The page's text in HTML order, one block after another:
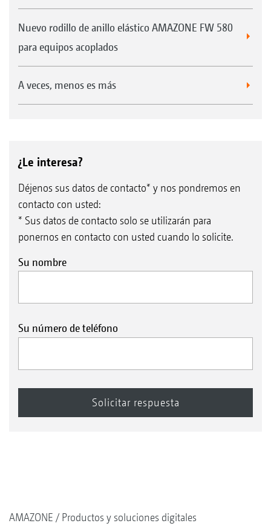
Rodamiento de rodillos HD
Rodamiento de rodillos HD
remolcadas se puede seleccionar
opcionalmente el rodamiento de rodillos HD.
Vida útil extrema gracias a la junta de anillo
lubricación de por vida gracias al llenado de
aceite para engranajes
conducción y condiciones pedregosas
Sistema de separadores elásticos para el rodillo de
arrastre WW
Nuevo rodillo de anillo elástico AMAZONE FW 580
para equipos acoplados
A veces, menos es más
¿Le interesa?
Déjenos sus datos de contacto* y nos pondremos en
contacto con usted:
* Sus datos de contacto solo se utilizarán para
ponernos en contacto con usted cuando lo solicite.
Su nombre
Su número de teléfono
AMAZONE
Productos y soluciones digitales